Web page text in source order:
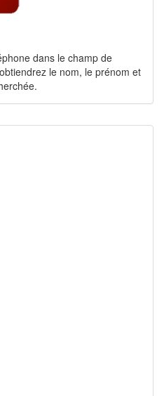
dans le champ de
le nom, le prénom et